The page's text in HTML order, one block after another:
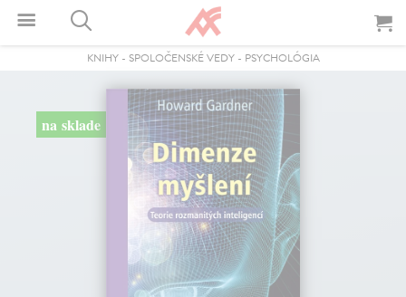
KNIHY- SPOLOČENSKÉ VEDY- PSYCHOLÓGIA
na sklade